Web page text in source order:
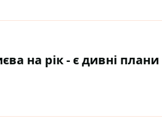
на рік - є дивні